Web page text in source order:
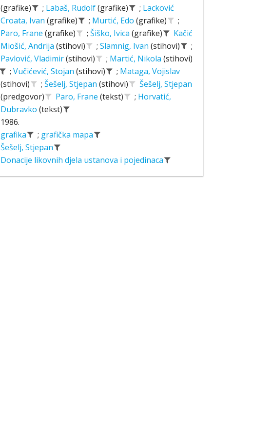
(grafike)
; Labaš, Rudolf(grafike) ; Lacković
Croata, Ivan (grafike) ; Murtić, Edo (grafike)
;
Paro, Frane (grafike) ; Šiško, Ivica (grafike)
Kačić
Miošić, Andrija (stihovi) ; Slamnig, Ivan (stihovi)
;
Pavlović, Vladimir(stihovi) ; Martić, Nikola (stihovi)
; Vučićević, Stojan (stihovi) ; Mataga, Vojislav
(stihovi)
; Šešelj, Stjepan (stihovi)
Šešelj, Stjepan
(predgovor)
Paro, Frane (tekst) ; Horvatić,
Dubravko (tekst)
1986.
grafika ; grafička mapa
Šešelj, Stjepan
Donacije likovnih djela ustanova i pojedinaca